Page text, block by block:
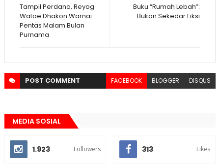
Buku “Rumah Lebah”:
Bukan Sekedar Fiksi
Tampil Perdana, Reyog
Watoe Dhakon Warnai
Pentas Malam Bulan
Purnama
POST COMMENT FACEBOOK BLOGGER DISQUS
MEDIA SOSIAL
1.923 Followers 313 Likes